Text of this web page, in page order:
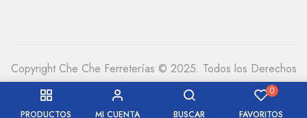
PRODUCTOS MI CUENTA BUSCAR
0
FAVORITOS
Copyright Che Che Ferreterías © 2025. Todos los Derechos
Reservados